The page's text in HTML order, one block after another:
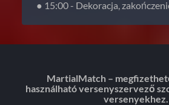
● 15:00 - Dekoracja,
MartialMatch –
használható versenyszervező
versenyekhez.